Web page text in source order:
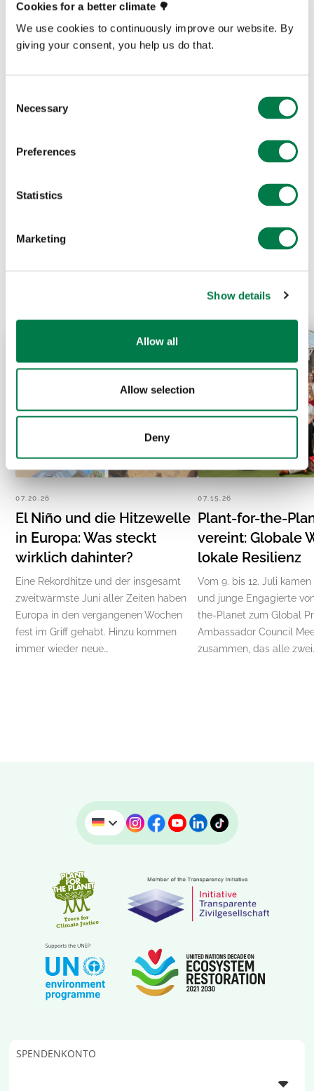
Cookies for a better climate 🌳
We use cookies to continuously improve our website. By
giving your consent, you help us do that.
Selection
Necessary
Preferences
Statistics
Marketing
Show details
Allow all
Allow selection
Deny
Kontakt!
latest facts and figures. If you have any questions,
please contact
media@plant-for-the-planet.org
Prev Next
07.20.26
El Niño und die Hitzewelle
in Europa: Was steckt
wirklich dahinter?
Eine Rekordhitze und der insgesamt
zweitwärmste Juni aller Zeiten haben
Europa in den vergangenen Wochen
fest im Griff gehabt. Hinzu kommen
immer wieder neue…
07.15.26
Plant-for-the-
vereint: Globale
lokale Resilienz
Vom 9. bis 12. Juli
und junge Engagierte
the-Planet zum Global
Ambassador Council
zusammen, das alle
SPENDENKONTO